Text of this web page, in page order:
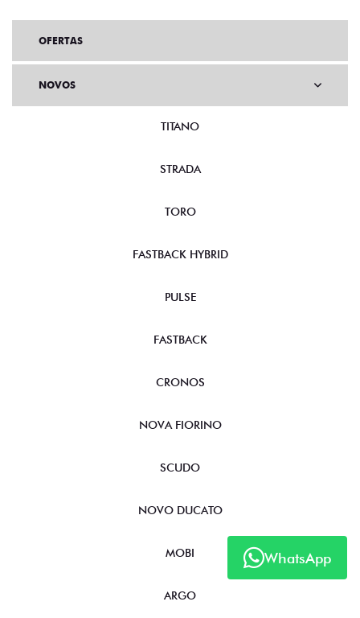
WhatsApp
OFERTAS
NOVOS
TITANO
STRADA
TORO
FASTBACK HYBRID
PULSE
FASTBACK
CRONOS
NOVA FIORINO
SCUDO
NOVO DUCATO
MOBI
ARGO